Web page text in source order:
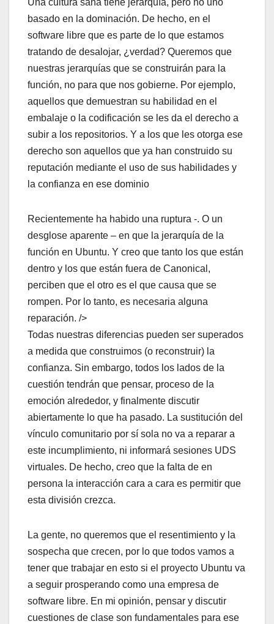
Una cultura sana tiene jerarquía, pero no uno
basado en la dominación. De hecho, en el
software libre que es parte de lo que estamos
tratando de desalojar, ¿verdad? Queremos que
nuestras jerarquías que se construirán para la
función, no para que nos gobierne. Por ejemplo,
aquellos que demuestran su habilidad en el
embalaje o la codificación se les da el derecho a
subir a los repositorios. Y a los que les otorga ese
derecho son aquellos que ya han construido su
reputación mediante el uso de sus habilidades y
la confianza en ese dominio
Recientemente ha habido una ruptura -. O un
desglose aparente – en que la jerarquía de la
función en Ubuntu. Y creo que tanto los que están
dentro y los que están fuera de Canonical,
perciben que el otro es el que causa que se
rompen. Por lo tanto, es necesaria alguna
reparación. />
Todas nuestras diferencias pueden ser superados
a medida que construimos (o reconstruir) la
confianza. Sin embargo, todos los lados de la
cuestión tendrán que pensar, proceso de la
emoción alrededor, y finalmente discutir
abiertamente lo que ha pasado. La sustitución del
vínculo comunitario por sí sola no va a reparar a
este incumplimiento, ni informará sesiones UDS
virtuales. De hecho, creo que la falta de en
persona la interacción cara a cara es permitir que
esta división crezca.
La gente, no queremos que el resentimiento y la
sospecha que crecen, por lo que todos vamos a
tener que trabajar en esto si el proyecto Ubuntu va
a seguir prosperando como una empresa de
software libre. En mi opinión, pensar y discutir
cuestiones de clase son fundamentales para ese